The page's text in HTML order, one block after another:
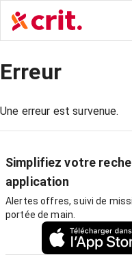
Erreur
Une erreur est survenue.
Simplifiez votre
application
Alertes offres, suivi de
portée de main.